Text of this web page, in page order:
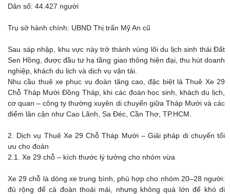
Dân số: 44.427 người
Trụ sở hành chính: UBND Thị trấn Mỹ An cũ
Sau sáp nhập, khu vực này trở thành vùng lõi du lịch sinh thái Đất
Sen Hồng, được đầu tư hạ tầng giao thông hiện đại, thu hút doanh
nghiệp, khách du lịch và dịch vụ vận tải.
Nhu cầu thuê xe phục vụ đoàn tăng cao, đặc biệt là Thuê Xe 29
Chỗ Tháp Mười Đồng Tháp, khi các đoàn học sinh, khách du lịch,
cơ quan – công ty thường xuyên di chuyển giữa Tháp Mười và các
điểm lân cận như Cao Lãnh, Sa Đéc, Cần Thơ, TP.HCM.
2. Dịch vụ Thuê Xe 29 Chỗ Tháp Mười – Giải pháp di chuyển tối
ưu cho đoàn
2.1. Xe 29 chỗ – kích thước lý tưởng cho nhóm vừa
Xe 29 chỗ là dòng xe trung bình, phù hợp cho nhóm 20–28 người:
đủ rộng để cả đoàn thoải mái, nhưng không quá lớn để khó di